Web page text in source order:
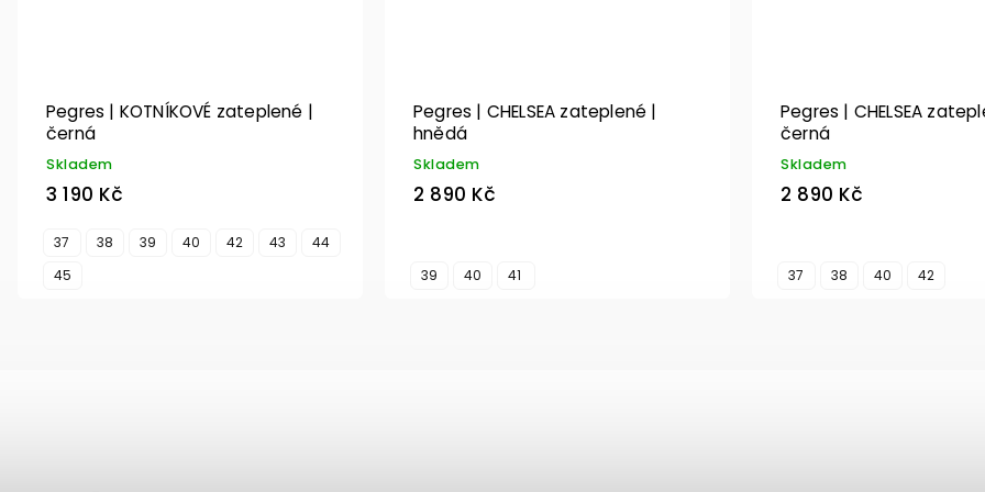
Pegres | KOTNÍKOVÉ zateplené |
černá
Skladem
3 190 Kč
37 38 39 40 42 43
44
45
Pegres | CHELSEA zateplené |
hnědá
Skladem
2 890 Kč
39 40 41
Pegres | CHELSEA
černá
Skladem
2 890 Kč
37 38 40 42